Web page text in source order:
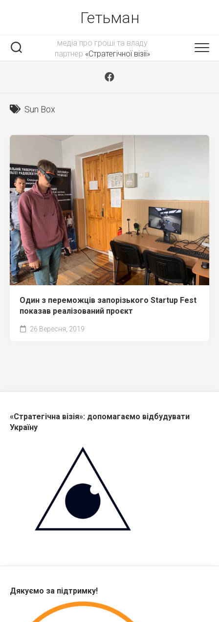
Гетьман
медіа про гроші та владу
партнер «Стратегічної візії»
Sun Box
Один з переможців запорізького Startup Fest
показав реалізований проєкт
26 Вересня, 2019
«Стратегічна візія»: допомагаємо відбудувати
Україну
Дякуємо за підтримку!